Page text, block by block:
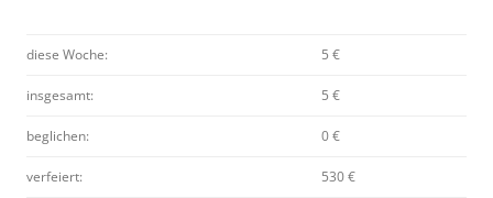
diese Woche: 5 €
insgesamt: 5 €
beglichen: 0 €
verfeiert: 530 €